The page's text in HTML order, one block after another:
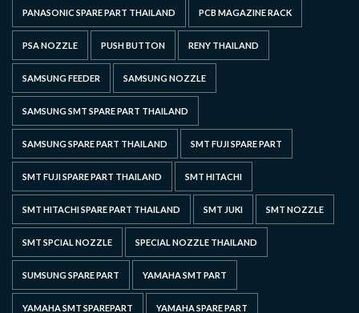
PANASONIC SPARE PART THAILAND PCB MAGAZINE RACK
PSA NOZZLE PUSH BUTTON RENY THAILAND
SAMSUNG FEEDER SAMSUNG NOZZLE
SAMSUNG SMT SPARE PART THAILAND
SAMSUNG SPARE PART THAILAND SMT FUJI SPARE PART
SMT FUJI SPARE PART THAILAND SMT HITACHI
SMT HITACHI SPARE PART THAILAND SMT JUKI SMT NOZZLE
SMT SPCIAL NOZZLE SPECIAL NOZZLE THAILAND
SUMSUNG SPARE PART YAMAHA SMT PART
YAMAHA SMT SPAREPART YAMAHA SPARE PART